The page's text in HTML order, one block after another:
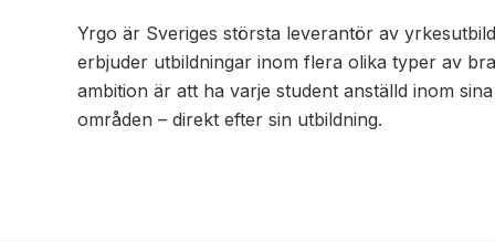
Yrgo är Sveriges största leverantör av
erbjuder utbildningar inom flera olika typer av
ambition är att ha varje student anställd inom
områden – direkt efter sin utbildning.